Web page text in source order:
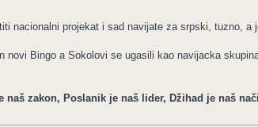
nacionalni projekat i sad navijate za srpski, tuzno,
novi Bingo a Sokolovi se ugasili kao navijacka
naš zakon, Poslanik je naš lider, Džihad je naš